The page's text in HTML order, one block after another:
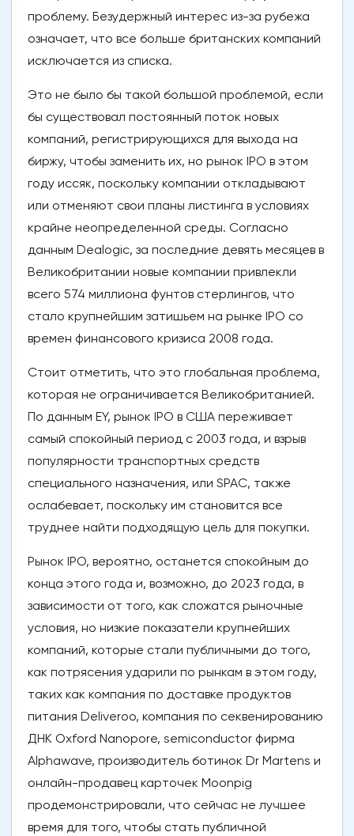
проблему. Безудержный интерес из-за рубежа
означает, что все больше британских компаний
исключается из списка.
Это не было бы такой большой проблемой, если
бы существовал постоянный поток новых
компаний, регистрирующихся для выхода на
биржу, чтобы заменить их, но рынок IPO в этом
году иссяк, поскольку компании откладывают
или отменяют свои планы листинга в условиях
крайне неопределенной среды. Согласно
данным Dealogic, за последние девять месяцев в
Великобритании новые компании привлекли
всего 574 миллиона фунтов стерлингов, что
стало крупнейшим затишьем на рынке IPO со
времен финансового кризиса 2008 года.
Стоит отметить, что это глобальная проблема,
которая не ограничивается Великобританией.
По данным EY, рынок IPO в США переживает
самый спокойный период с 2003 года, и взрыв
популярности транспортных средств
специального назначения, или SPAC, также
ослабевает, поскольку им становится все
труднее найти подходящую цель для покупки.
Рынок IPO, вероятно, останется спокойным до
конца этого года и, возможно, до 2023 года, в
зависимости от того, как сложатся рыночные
условия, но низкие показатели крупнейших
компаний, которые стали публичными до того,
как потрясения ударили по рынкам в этом году,
таких как компания по доставке продуктов
питания Deliveroo, компания по секвенированию
ДНК Oxford Nanopore, semiconductor фирма
Alphawave, производитель ботинок Dr Martens и
онлайн-продавец карточек Moonpig
продемонстрировали, что сейчас не лучшее
время для того, чтобы стать публичной